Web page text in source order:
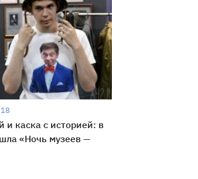
и каска с историей: в
«Ночь музеев —